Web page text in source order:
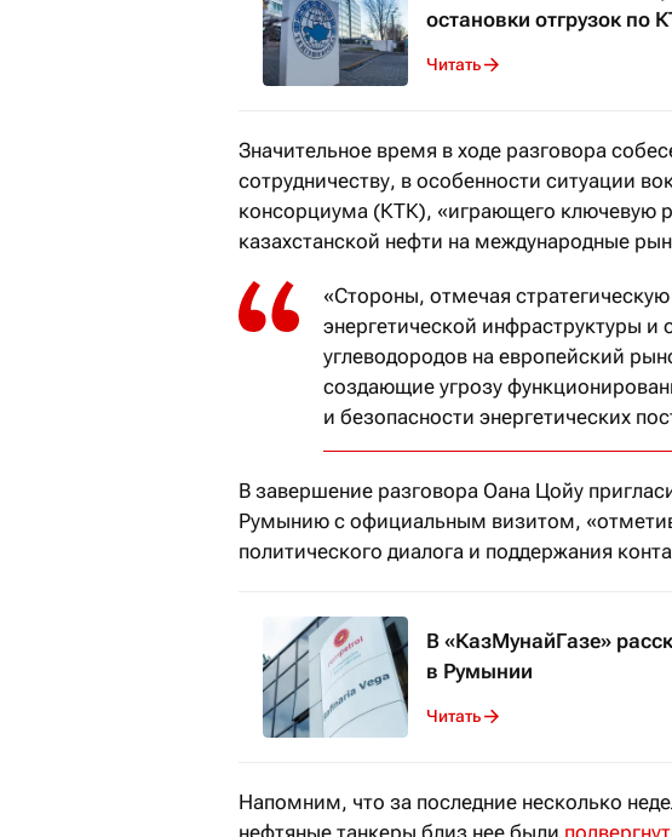
остановки отгрузок по
Читать
Значительное время в ходе разговора
сотрудничеству, в особенности ситуации
консорциума (КТК), «играющего ключевую
казахстанской нефти на международные
«Стороны, отмечая
энергетической инфраструктуры и
углеводородов на европейский
создающие угрозу
и безопасности энергетических
В завершение разговора Оана Цойу
Румынию с официальным визитом,
политического диалога и поддержания
В «КазМунайГазе»
в Румынии
Читать
Напомним, что за последние несколько
нефтяные танкеры близ нее были